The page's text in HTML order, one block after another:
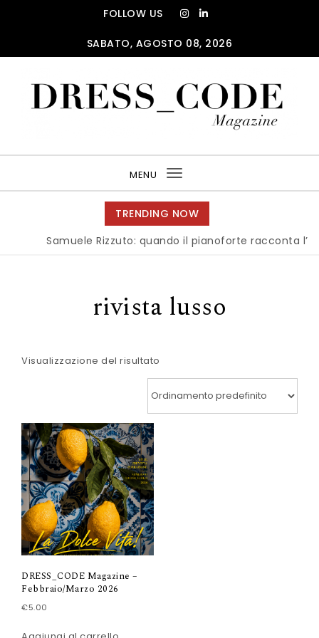
FOLLOW US
SABATO, AGOSTO 08, 2026
MENU
Toggle
navigation
TRENDING NOW
Samuele Rizzuto: quando il pianoforte racconta
rivista lusso
Visualizzazione del risultato
DRESS_CODE Magazine –
Febbraio/Marzo 2026
€5.00